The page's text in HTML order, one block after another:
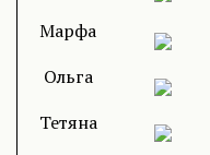
Марфа
Ольга
Тетяна